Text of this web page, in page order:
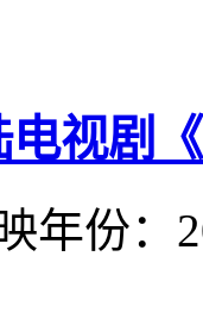
电视剧
年份：